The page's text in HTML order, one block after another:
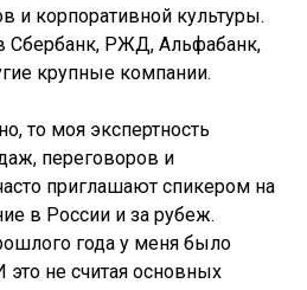
и корпоративной культуры.
Сбербанк, РЖД, Альфабанк,
крупные компании.
то моя экспертность
переговоров и
приглашают спикером на
в России и за рубеж.
года у меня было
не считая основных